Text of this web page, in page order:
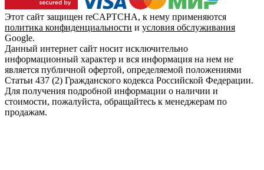
Этот сайт защищен reCAPTCHA, к нему применяются
политика конфиденциальности и условия обслуживания
Google.
Данный интернет сайт носит исключительно
информационный характер и вся информация на нем не
является публичной офертой, определяемой положениями
Статьи 437 (2) Гражданского кодекса Российской Федерации.
Для получения подробной информации о наличии и
стоимости, пожалуйста, обращайтесь к менеджерам по
продажам.